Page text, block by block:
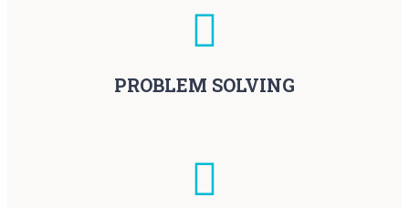
PROBLEM SOLVING